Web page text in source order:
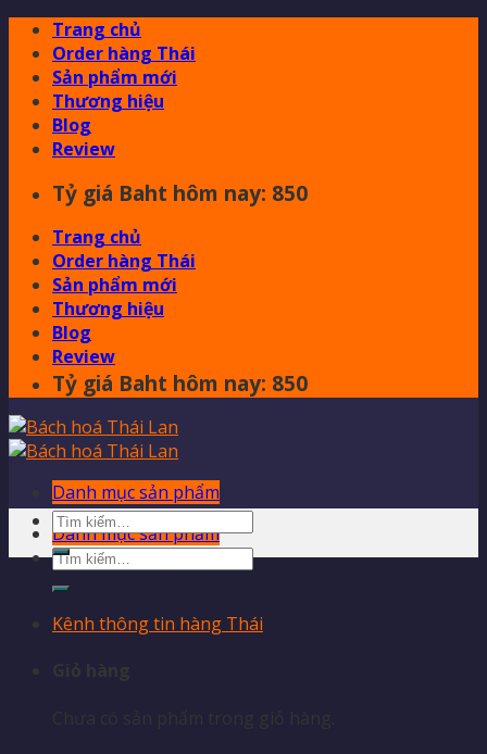
Skip
content
Trang chủ
Order hàng Thái
Sản phẩm mới
Thương hiệu
Blog
Review
Tỷ giá Baht hôm nay: 850
Trang chủ
Order hàng Thái
Sản phẩm mới
Thương hiệu
Blog
Review
Tỷ giá Baht hôm nay: 850
Danh mục sản phẩm
Danh mục sản phẩm
Tìm
kiếm:
Kênh thông tin hàng Thái
Tìm
kiếm: